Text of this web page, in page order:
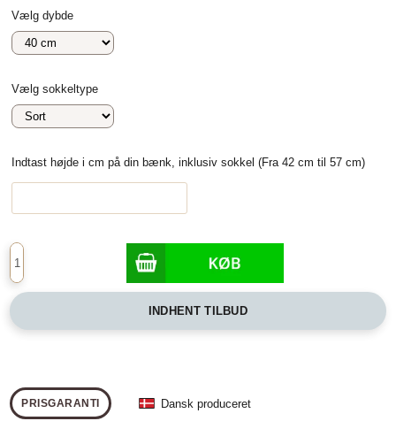
Vælg dybde
Vælg sokkeltype
Indtast højde i cm på din bænk, inklusiv sokkel (Fra 42 cm til 57 cm)
INDHENT TILBUD
PRISGARANTI Dansk produceret